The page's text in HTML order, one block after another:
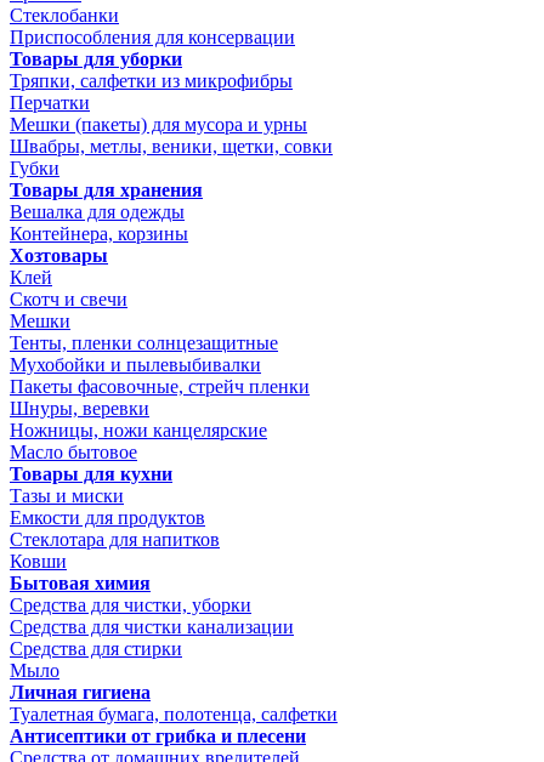
Стеклобанки
Приспособления для консервации
Товары для уборки
Тряпки, салфетки из микрофибры
Перчатки
Мешки (пакеты) для мусора и урны
Швабры, метлы, веники, щетки, совки
Губки
Товары для хранения
Вешалка для одежды
Контейнера, корзины
Хозтовары
Клей
Скотч и свечи
Мешки
Тенты, пленки солнцезащитные
Мухобойки и пылевыбивалки
Пакеты фасовочные, стрейч пленки
Шнуры, веревки
Ножницы, ножи канцелярские
Масло бытовое
Товары для кухни
Тазы и миски
Емкости для продуктов
Стеклотара для напитков
Ковши
Бытовая химия
Средства для чистки, уборки
Средства для чистки канализации
Средства для стирки
Мыло
Личная гигиена
Туалетная бумага, полотенца, салфетки
Антисептики от грибка и плесени
Средства от домашних вредителей